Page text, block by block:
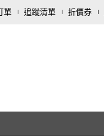
單 追蹤清單 折價券